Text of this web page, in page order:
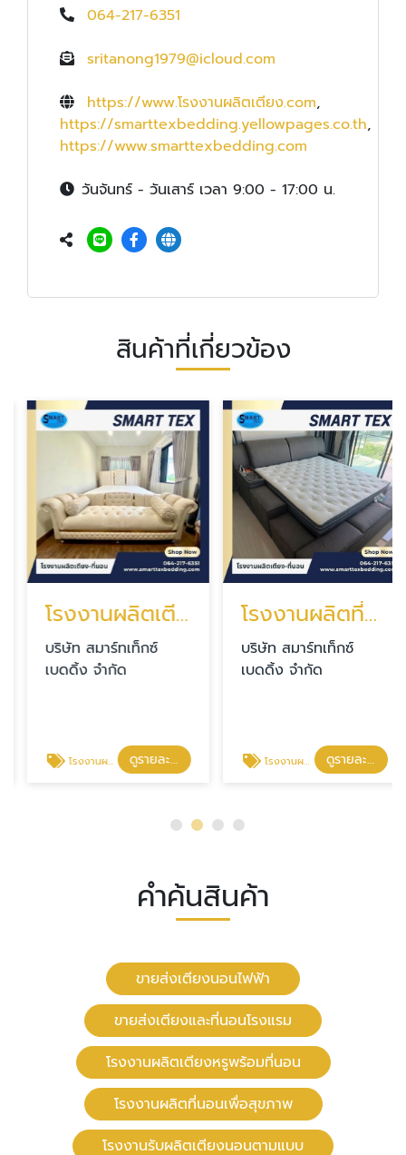
064-217-6351
sritanong1979@icloud.com
https://www.โรงงานผลิตเตียง.com,
https://smarttexbedding.yellowpages.co.th,
https://www.smarttexbedding.com
วันจันทร์ - วันเสาร์ เวลา 9:00 - 17:00 น.
สินค้าที่เกี่ยวข้อง
โรงงานผลิตเตียงหรูพร้อมที่นอน
บริษัท สมาร์ทเท็กซ์
เบดดิ้ง จำกัด
โรงงานผลิตเตียงหรูพร้อมที่นอน ดูรายละเอียด
โรงงานผลิตที่นอนเพื่อสุขภาพ
บริษัท สมาร์ทเท็กซ์
เบดดิ้ง จำกัด
โรงงานผลิตที่นอนเพื่อสุขภาพ ดูรายละเอียด
คำค้นสินค้า
ขายส่งเตียงนอนไฟฟ้า
ขายส่งเตียงและที่นอนโรงแรม
โรงงานผลิตเตียงหรูพร้อมที่นอน
โรงงานผลิตที่นอนเพื่อสุขภาพ
โรงงานรับผลิตเตียงนอนตามแบบ